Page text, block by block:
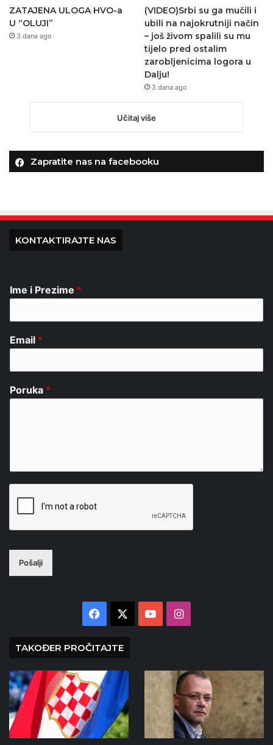
ZATAJENA ULOGA HVO-a
U “OLUJI”
3 dana ago
(VIDEO)Srbi su ga mučili i
ubili na najokrutniji način
– još živom spalili su mu
tijelo pred ostalim
zarobljenicima logora u
Dalju!
3 dana ago
Učitaj više
Zapratite nas na facebooku
KONTAKTIRAJTE NAS
Ime i Prezime *
Email *
Poruka *
Pošalji
Facebook YouTubeInstagram
TAKOĐER PROČITAJTE